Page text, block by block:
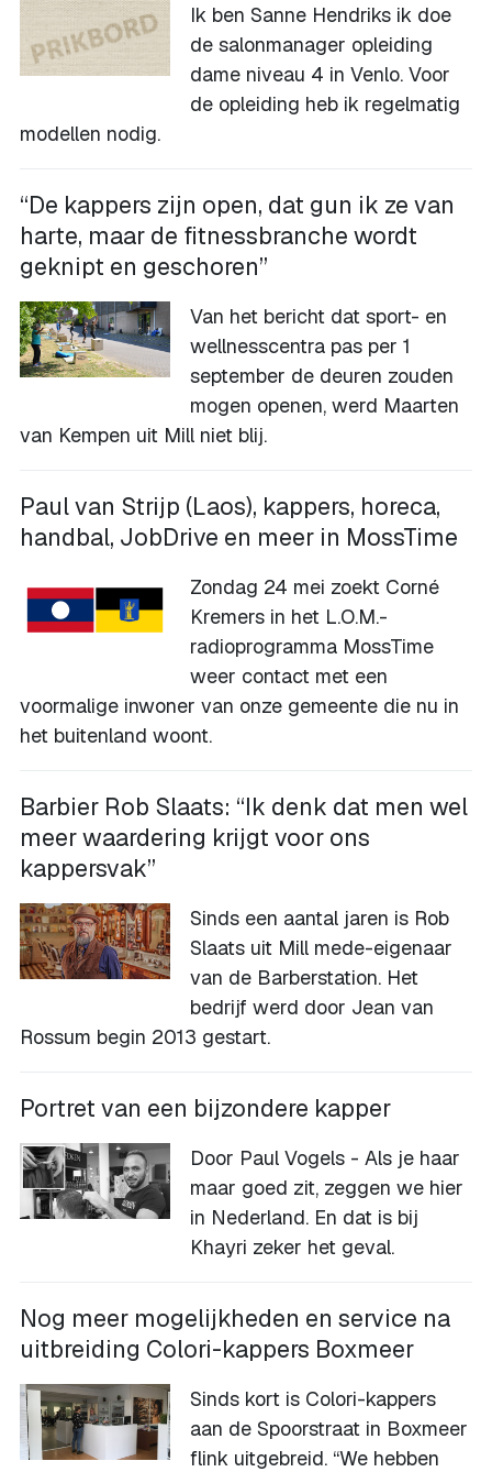
Ik ben Sanne Hendriks ik doe
de salonmanager opleiding
dame niveau 4 in Venlo. Voor
de opleiding heb ik regelmatig
modellen nodig.
“De kappers zijn open, dat gun ik ze van
harte, maar de fitnessbranche wordt
geknipt en geschoren”
Van het bericht dat sport- en
wellnesscentra pas per 1
september de deuren zouden
mogen openen, werd Maarten
van Kempen uit Mill niet blij.
Paul van Strijp (Laos), kappers, horeca,
handbal, JobDrive en meer in MossTime
Zondag 24 mei zoekt Corné
Kremers in het L.O.M.-
radioprogramma MossTime
weer contact met een
voormalige inwoner van onze gemeente die nu in
het buitenland woont.
Barbier Rob Slaats: “Ik denk dat men wel
meer waardering krijgt voor ons
kappersvak”
Sinds een aantal jaren is Rob
Slaats uit Mill mede-eigenaar
van de Barberstation. Het
bedrijf werd door Jean van
Rossum begin 2013 gestart.
Portret van een bijzondere kapper
Door Paul Vogels - Als je haar
maar goed zit, zeggen we hier
in Nederland. En dat is bij
Khayri zeker het geval.
Nog meer mogelijkheden en service na
uitbreiding Colori-kappers Boxmeer
Sinds kort is Colori-kappers
aan de Spoorstraat in Boxmeer
flink uitgebreid. “We hebben